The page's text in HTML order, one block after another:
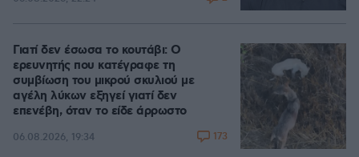
Γιατί δεν έσωσα το κουτάβι: Ο
ερευνητής που κατέγραφε τη
συμβίωση του μικρού σκυλιού με
αγέλη λύκων εξηγεί γιατί δεν
επενέβη, όταν το είδε άρρωστο
06.08.2026, 19:34 173